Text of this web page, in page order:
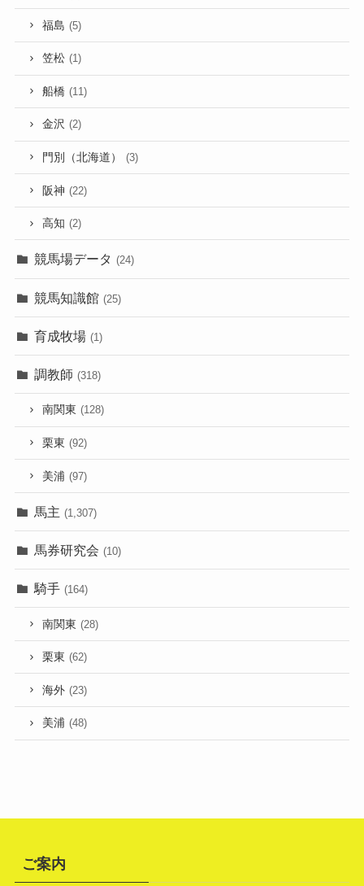
福島 (5)
笠松 (1)
船橋 (11)
金沢 (2)
門別（北海道） (3)
阪神 (22)
高知 (2)
競馬場データ (24)
競馬知識館 (25)
育成牧場 (1)
調教師 (318)
南関東 (128)
栗東 (92)
美浦 (97)
馬主 (1,307)
馬券研究会 (10)
騎手 (164)
南関東 (28)
栗東 (62)
海外 (23)
美浦 (48)
ご案内